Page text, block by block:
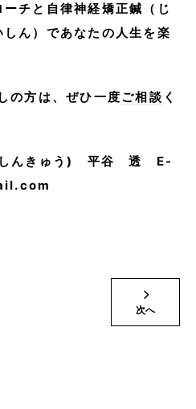
チと自律神経矯正鍼（じ
ん）であなたの人生を楽
の方は、ぜひ一度ご相談 く
しんきゅう) 平谷 透 E-
次へ